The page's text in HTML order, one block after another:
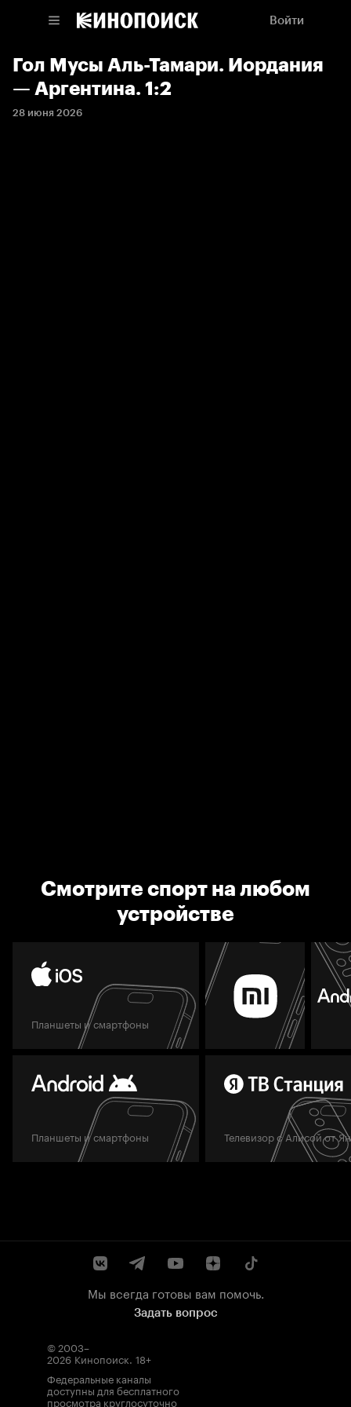
Войти
Гол Мусы Аль-Тамари. Иордания
— Аргентина. 1:2
28 июня 2026
Смотрите спорт на любом
устройстве
Планшеты и смартфоны
Планшеты и смартфоны Телевизор с Алисой от
Мы всегда готовы вам помочь.
Задать вопрос
© 2003–
2026 Кинопоиск. 18+
Федеральные каналы
доступны для бесплатного
просмотра круглосуточно